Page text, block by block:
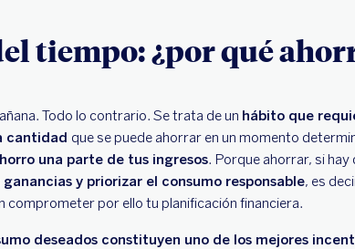
tiempo: ¿por qué
Todo lo contrario. Se trata de un hábito que
cantidad que se puede ahorrar en un momento
una parte de tus ingresos. Porque ahorrar, si hay
y priorizar el consumo responsable, es
comprometer por ello tu planificación financiera.
deseados constituyen uno de los mejores